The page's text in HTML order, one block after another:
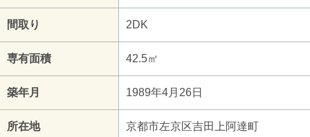
間取り 2DK
専有面積 42.5㎡
築年月 1989年4月26日
所在地
京都市左京区吉田上阿達町